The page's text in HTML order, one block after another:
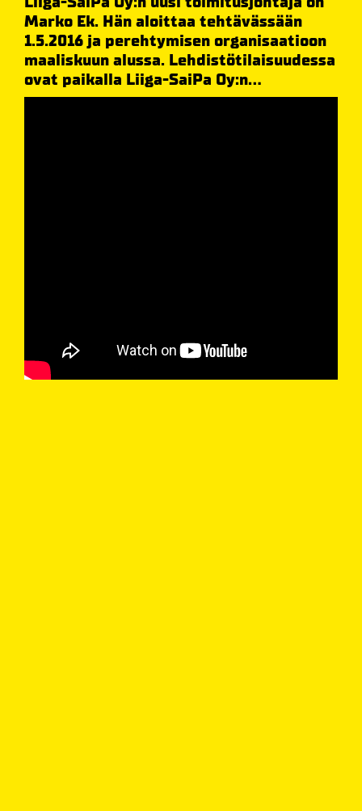
Marko Ek. Hän aloittaa tehtävässään
1.5.2016 ja perehtymisen organisaatioon
maaliskuun alussa. Lehdistötilaisuudessa
ovat paikalla Liiga-SaiPa Oy:n...